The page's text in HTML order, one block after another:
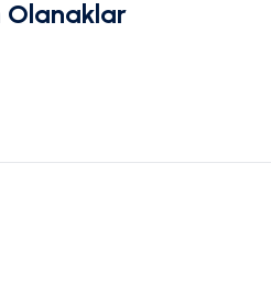
Olanaklar